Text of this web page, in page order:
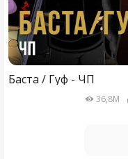
Баста / Гуф - ЧП
36,8M